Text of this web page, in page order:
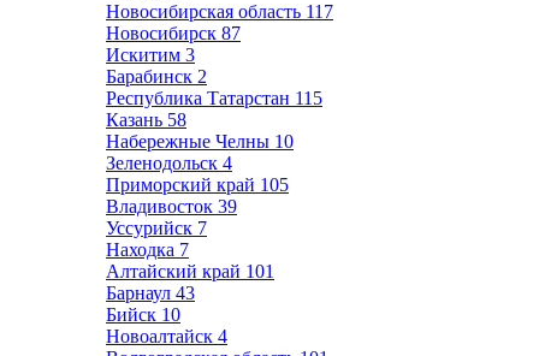
Новосибирская область 117
Новосибирск 87
Искитим 3
Барабинск 2
Республика Татарстан 115
Казань 58
Набережные Челны 10
Зеленодольск 4
Приморский край 105
Владивосток 39
Уссурийск 7
Находка 7
Алтайский край 101
Барнаул 43
Бийск 10
Новоалтайск 4